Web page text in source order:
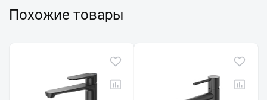
Похожие товары